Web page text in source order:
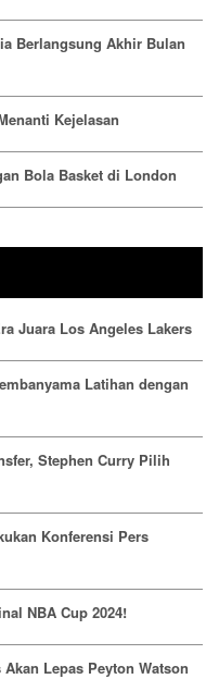
Berlangsung Akhir Bulan
Kejelasan
Bola Basket di London
Juara Los Angeles Lakers
Latihan dengan
Stephen Curry Pilih
Konferensi Pers
NBA Cup 2024!
Lepas Peyton Watson